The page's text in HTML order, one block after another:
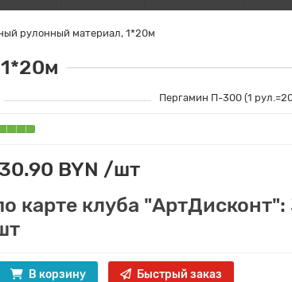
рулонный материал, 1*20м
Пергамин П-300 (1
BYN /шт
карте клуба
В корзину
Быстрый заказ